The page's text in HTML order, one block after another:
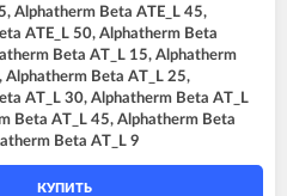
Alphatherm Beta ATE_L 45,
ATE_L 50, Alphatherm Beta
Beta AT_L 15, Alphatherm
Alphatherm Beta AT_L 25,
AT_L 30, Alphatherm Beta AT_L
Beta AT_L 45, Alphatherm Beta
Beta AT_L 9
КУПИТЬ